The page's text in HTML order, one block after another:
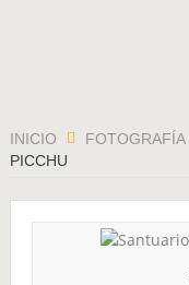
INICIO FOTOGRAFÍA
PICCHU